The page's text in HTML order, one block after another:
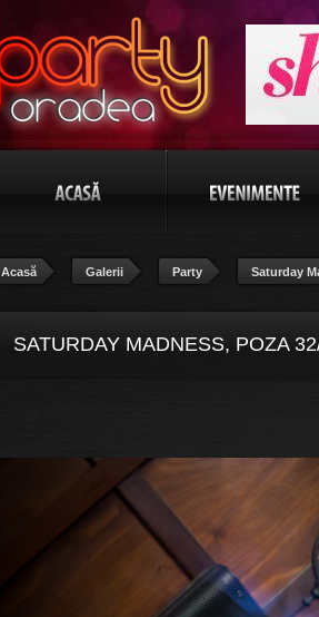
Acasă Galerii Party Saturday
SATURDAY MADNESS, POZA